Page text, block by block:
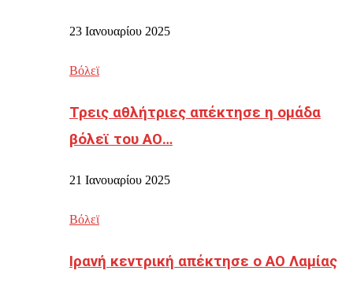
23 Ιανουαρίου 2025
Βόλεϊ
Τρεις αθλήτριες απέκτησε η ομάδα
βόλεϊ του ΑΟ…
21 Ιανουαρίου 2025
Βόλεϊ
Ιρανή κεντρική απέκτησε ο ΑΟ Λαμίας